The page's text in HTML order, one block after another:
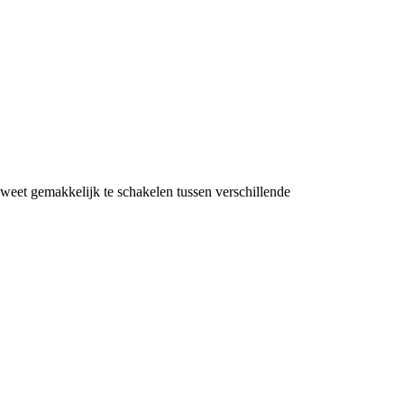
gemakkelijk te schakelen tussen verschillende